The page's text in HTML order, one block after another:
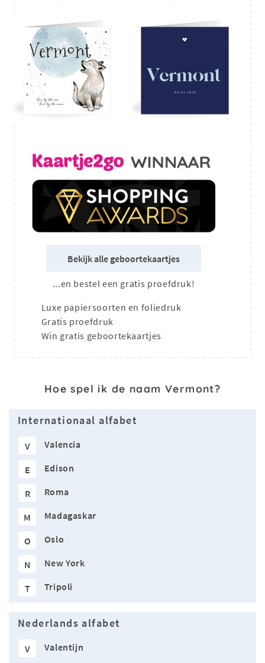
Bekijk alle geboortekaartjes
...en bestel een gratis proefdruk!
Luxe papiersoorten en foliedruk
Gratis proefdruk
Win gratis geboortekaartjes
Hoe spel ik de naam Vermont?
Internationaal alfabet
V Valencia
E Edison
R Roma
M Madagaskar
O Oslo
N New York
T Tripoli
Nederlands alfabet
V Valentijn